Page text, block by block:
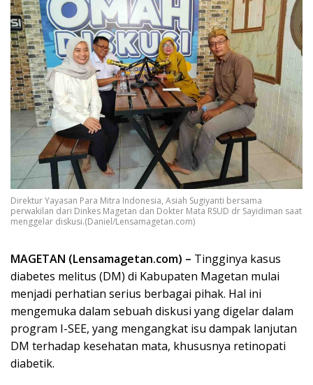
Direktur Yayasan Para Mitra Indonesia, Asiah Sugiyanti bersama
perwakilan dari Dinkes Magetan dan Dokter Mata RSUD dr Sayidiman saat
menggelar diskusi.(Daniel/Lensamagetan.com)
MAGETAN (Lensamagetan.com) – Tingginya kasus
diabetes melitus (DM) di Kabupaten Magetan mulai
menjadi perhatian serius berbagai pihak. Hal ini
mengemuka dalam sebuah diskusi yang digelar dalam
program I-SEE, yang mengangkat isu dampak lanjutan
DM terhadap kesehatan mata, khususnya retinopati
diabetik.